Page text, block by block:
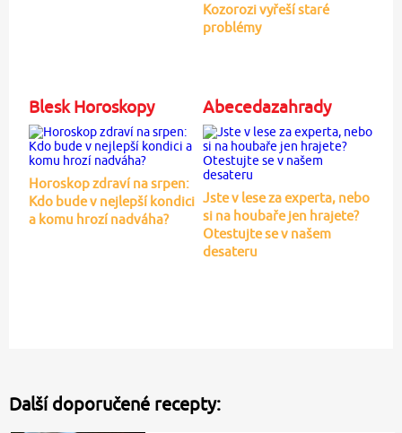
Kozorozi vyřeší staré
problémy
Blesk Horoskopy
Horoskop zdraví na srpen:
Kdo bude v nejlepší kondici
a komu hrozí nadváha?
Abecedazahrady
Jste v lese za experta, nebo
si na houbaře jen hrajete?
Otestujte se v našem
desateru
Další doporučené recepty: